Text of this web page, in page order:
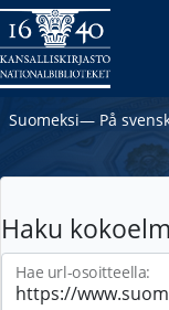
Suomeksi― På
Haku
Hae url-osoitteella: